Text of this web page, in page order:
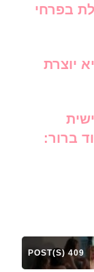
בפרחי
יוצרת
ברור:
409 POST(S)